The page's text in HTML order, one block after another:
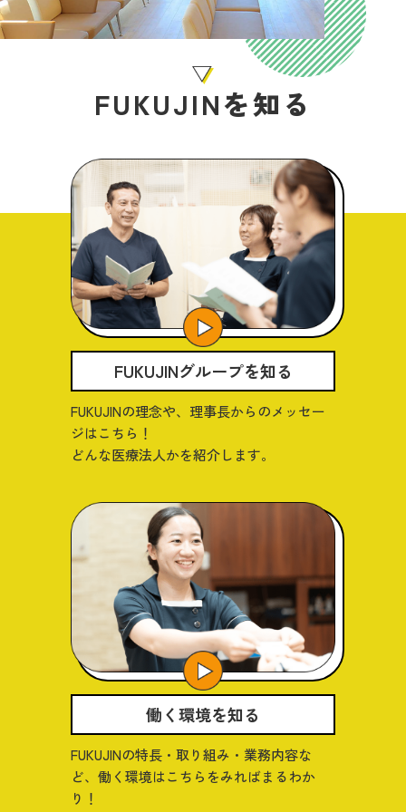
FUKUJINを知る
FUKUJINグループを知る
FUKUJINの理念や、理事長からのメッセー
ジはこちら！
どんな医療法人かを紹介します。
働く環境を知る
FUKUJINの特長・取り組み・業務内容な
ど、働く環境はこちらをみればまるわか
り！